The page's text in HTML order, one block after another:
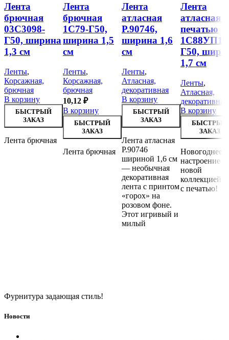
Лента
брючная
03С3098-
Г50, ширина
1,3 см
Ленты,
Корсажная,
брючная
В корзину
БЫСТРЫЙ
ЗАКАЗ
Лента брючная
Лента
брючная
1С79-Г50,
ширина 1,5
см
Ленты,
Корсажная,
брючная
10,12 ₽
В корзину
БЫСТРЫЙ
ЗАКАЗ
Лента брючная
Лента
атласная
Р.90746,
ширина 1,6
см
Ленты,
Атласная,
декоративная
В корзину
БЫСТРЫЙ
ЗАКАЗ
Лента атласная
Р.90746
шириной 1,6 см
— необычная
декоративная
лента с принтом
«горох» на
розовом фоне.
Этот игривый и
милый
Лента
атласная с
печатью
1С88УП1-
Г50,
1,7 см
Ленты,
Атласная,
декоративная
В корзину
БЫСТРЫЙ
ЗАКАЗ
Новогоднее
настроение с
новой
коллекцией
с печатью!
Фурнитура задающая стиль!
Новости